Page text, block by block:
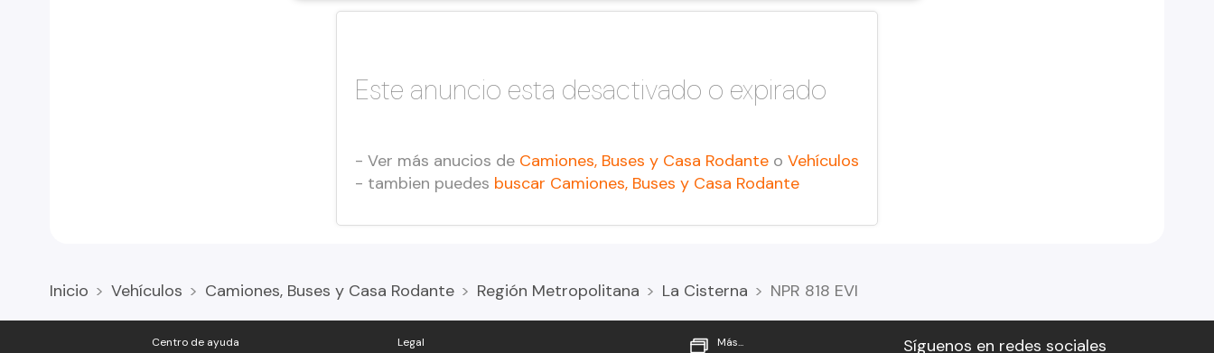
Este anuncio esta desactivado o expirado
- Ver más anucios de Camiones, Buses y Casa Rodante o Vehículos
- tambien puedes buscar Camiones, Buses y Casa Rodante
Inicio Vehículos Camiones, Buses y Casa Rodante Región Metropolitana La Cisterna NPR 818 EVI
Centro de ayuda Legal Más... Síguenos en redes sociales